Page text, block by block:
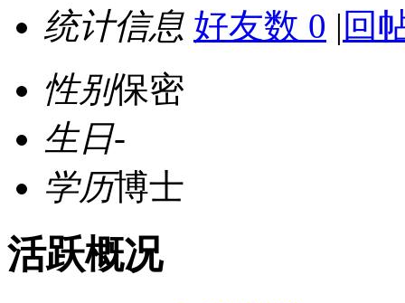
统计信息 好友数 0 | 回
性别保密
生日-
学历博士
活跃概况